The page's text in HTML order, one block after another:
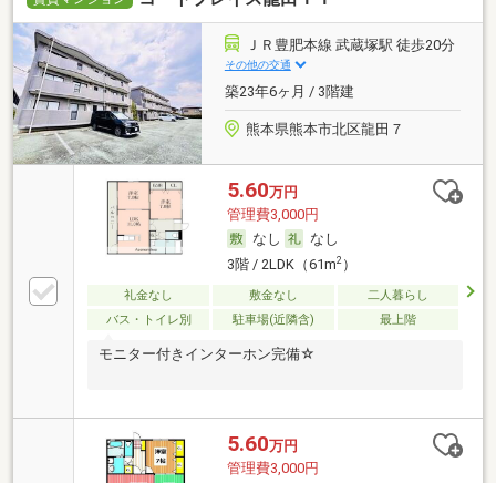
ＪＲ豊肥本線 武蔵塚駅 徒歩20分
その他の交通
築23年6ヶ月 / 3階建
熊本県熊本市北区龍田７
5.60万円
管理費3,000円
なし
なし
3階 / 2LDK（61m2）
礼金なし 敷金なし
二人暮らし
バス・トイレ別
駐車場(近隣含) 最上階
モニター付きインターホン完備☆
5.60万円
管理費3,000円